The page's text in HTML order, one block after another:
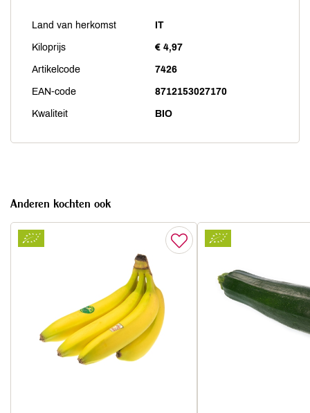
Land van herkomst IT
Kiloprijs € 4,97
Artikelcode 7426
EAN-code 8712153027170
Kwaliteit BIO
Anderen kochten ook